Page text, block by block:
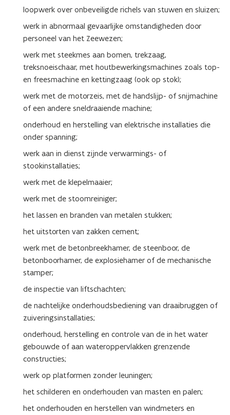
loopwerk over onbeveiligde richels van stuwen en sluizen;
werk in abnormaal gevaarlijke omstandigheden door
personeel van het Zeewezen;
werk met steekmes aan bomen, trekzaag,
treksnoeischaar, met houtbewerkingsmachines zoals top-
en freesmachine en kettingzaag (ook op stok);
werk met de motorzeis, met de handslijp- of snijmachine
of een andere sneldraaiende machine;
onderhoud en herstelling van elektrische installaties die
onder spanning;
werk aan in dienst zijnde verwarmings- of
stookinstallaties;
werk met de klepelmaaier;
werk met de stoomreiniger;
het lassen en branden van metalen stukken;
het uitstorten van zakken cement;
werk met de betonbreekhamer, de steenboor, de
betonboorhamer, de explosiehamer of de mechanische
stamper;
de inspectie van liftschachten;
de nachtelijke onderhoudsbediening van draaibruggen of
zuiveringsinstallaties;
onderhoud, herstelling en controle van de in het water
gebouwde of aan wateroppervlakken grenzende
constructies;
werk op platformen zonder leuningen;
het schilderen en onderhouden van masten en palen;
het onderhouden en herstellen van windmeters en